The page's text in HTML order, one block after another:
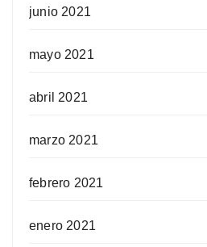
junio 2021
mayo 2021
abril 2021
marzo 2021
febrero 2021
enero 2021